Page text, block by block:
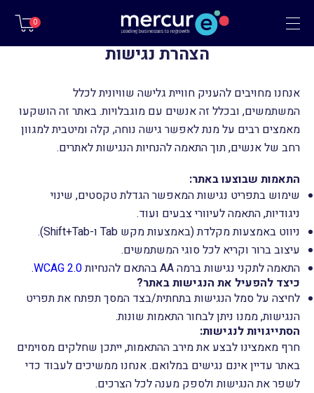
תפריט 0
הצהרת נגישות
אנחנו מחויבים להעניק חוויית גלישה שוויונית לכלל
המשתמשים, ובכלל זה אנשים עם מוגבלויות. באתר זה הושקעו
מאמצים רבים על מנת לאפשר גישה נוחה, קלה ומיטבית למגוון
רחב של אנשים, תוך התאמה להנחיות הנגישות לאתרים.
התאמות שבוצעו באתר:
שימוש בתפריט נגישות המאפשר הגדלת טקסטים, שינוי
ניגודיות, התאמה לעיוורי צבעים ועוד.
ניווט באמצעות מקלדת (באמצעות מקש Tab ו-Shift+Tab).
עיצוב ברור וקריא לכל סוגי המשתמשים.
התאמה לתקני נגישות ברמה AA בהתאם להנחיות
WCAG 2.0
.
כיצד להפעיל את הנגישות באתר?
לחיצה על סמל הנגישות בתחתית/בצד המסך תפתח את תפריט
הנגישות, ממנו ניתן לבחור התאמות שונות.
הסתייגויות לנגישות:
חרף מאמצינו לבצע את מירב ההתאמות, ייתכן שחלקים מסוימים
באתר עדיין אינם נגישים במלואם. אנחנו ממשיכים לעבוד כדי
לשפר את הנגישות ולספק מענה לכל הצרכים.